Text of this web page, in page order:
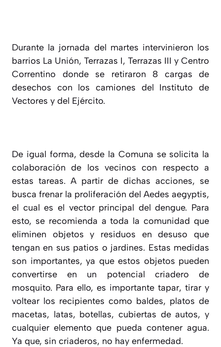
Durante la jornada del martes intervinieron los
barrios La Unión, Terrazas I, Terrazas III y Centro
Correntino donde se retiraron 8 cargas de
desechos con los camiones del Instituto de
Vectores y del Ejército.
De igual forma, desde la Comuna se solicita la
colaboración de los vecinos con respecto a
estas tareas. A partir de dichas acciones, se
busca frenar la proliferación del Aedes aegyptis,
el cual es el vector principal del dengue. Para
esto, se recomienda a toda la comunidad que
eliminen objetos y residuos en desuso que
tengan en sus patios o jardines. Estas medidas
son importantes, ya que estos objetos pueden
convertirse en un potencial criadero de
mosquito. Para ello, es importante tapar, tirar y
voltear los recipientes como baldes, platos de
macetas, latas, botellas, cubiertas de autos, y
cualquier elemento que pueda contener agua.
Ya que, sin criaderos, no hay enfermedad.